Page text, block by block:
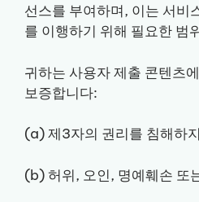
선스를 부여하며, 이는 서비
를 이행하기 위해 필요한 범
귀하는 사용자 제출 콘텐츠
보증합니다:
(a) 제3자의 권리를 침해하
(b) 허위, 오인, 명예훼손 또